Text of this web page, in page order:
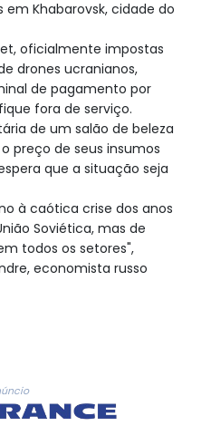
Khabarovsk, cidade do
oficialmente impostas
drones ucranianos,
de pagamento por
fora de serviço.
de um salão de beleza
preço de seus insumos
que a situação seja
à caótica crise dos anos
Soviética, mas de
todos os setores",
economista russo